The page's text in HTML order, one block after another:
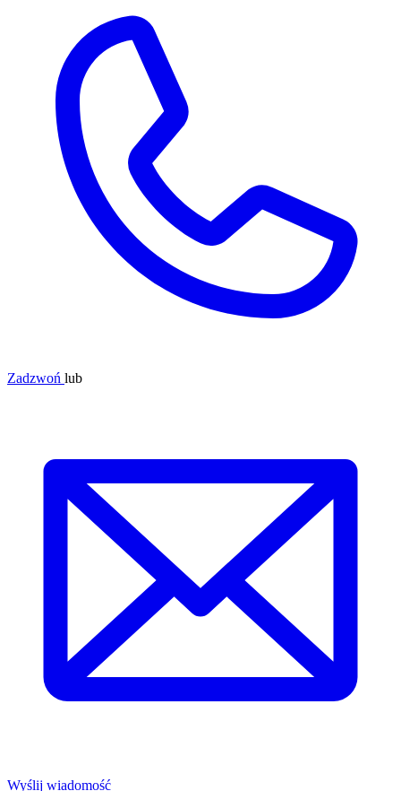
Zadzwoń lub
Wyślij wiadomość